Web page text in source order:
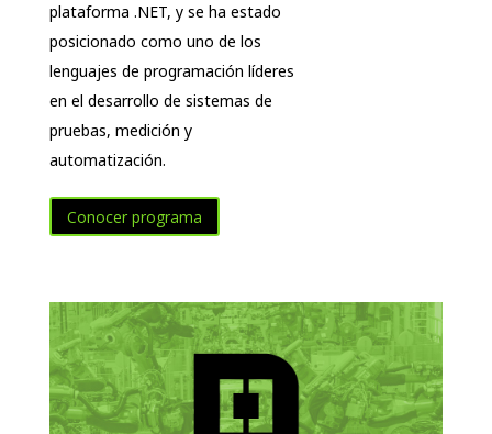
plataforma .NET, y se ha estado
posicionado como uno de los
lenguajes de programación líderes
en el desarrollo de sistemas de
pruebas, medición y
automatización.
Conocer programa